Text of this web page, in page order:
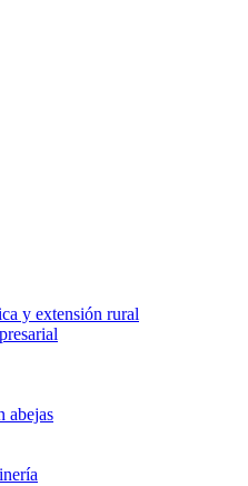
y extensión rural
abejas